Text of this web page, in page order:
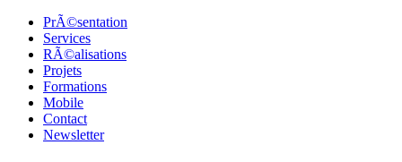
PrÃ©sentation
Services
RÃ©alisations
Projets
Formations
Mobile
Contact
Newsletter